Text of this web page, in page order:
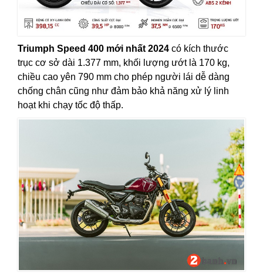
Triumph Speed 400 mới nhất 2024 có kích thước
trục cơ sở dài 1.377 mm, khối lượng ướt là 170 kg,
chiều cao yên 790 mm cho phép người lái dễ dàng
chống chân cũng như đảm bảo khả năng xử lý linh
hoạt khi chạy tốc độ thấp.